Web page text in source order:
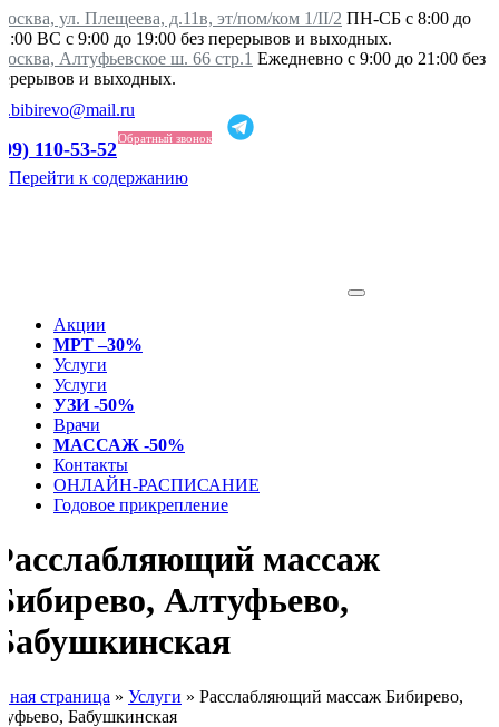
ул. Плещеева, д.11в, эт/пом/ком 1/II/2 ПН-СБ с 8:00 до
ВС с 9:00 до 19:00 без перерывов и выходных.
Алтуфьевское ш. 66 стр.1 Ежедневно с 9:00 до 21:00 без
и выходных.
110-53-52
Обратный звонок
Перейти к содержанию
Акции
МРТ –30%
Услуги
Услуги
УЗИ -50%
Врачи
МАССАЖ -50%
Контакты
ОНЛАЙН-РАСПИСАНИЕ
Годовое прикрепление
массаж
Алтуфьево,
страница » Услуги » Расслабляющий массаж Бибирево,
Бабушкинская